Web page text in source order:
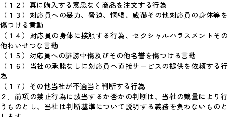
（１２）真に購入する意思なく商品を注文する行為
（１３）対応員への暴力、脅迫、恫喝、威嚇その他対応員の身体等を
傷つける言動
（１４）対応員の身体に接触する行為、セクシャルハラスメントその
他わいせつな言動
（１５）対応員への誹謗中傷及びその他名誉を傷つける言動
（１６）当社の承諾なしに対応員へ直接サービスの提供を依頼する行
為
（１７）その他当社が不適当と判断する行為
２．前項の禁止行為に該当するか否かの判断は、当社の裁量により行
うものとし、当社は判断基準について説明する義務を負わないものと